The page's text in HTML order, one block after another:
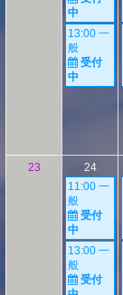
中
13:00 一
般
受付
中
23
24
11:00 一
般
受付
中
13:00 一
般
受付